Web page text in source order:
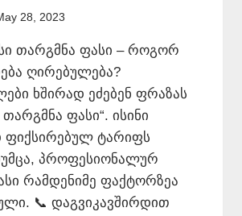
28, 2023
თარგმნა ფასი – როგორ
ღირებულება?
ხშირად ეძებენ ფრაზას
ფასი“. ისინი
ტარიფს
პროფესიონალურ
რამდენიმე ფაქტორზეა
📞 დაგვიკავშირდით